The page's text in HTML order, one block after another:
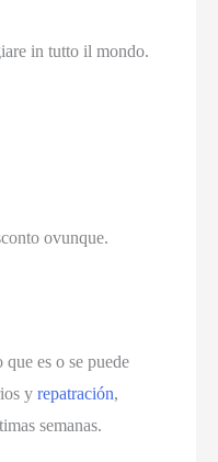
in tutto il mondo.
ovunque.
que es o se puede
y repatración,
semanas.